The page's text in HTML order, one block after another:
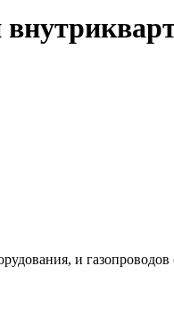
и